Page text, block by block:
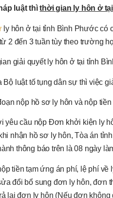
luật thìthời gian ly hôn ở tại
ly hôn ở tại tỉnh Bình Phước
2 đến 3 tuần tùy theo trường
giải quyết ly hôn ở tại tỉnh
Bộ luật tố tụng dân sự thì việc
nộp hồ sơ ly hôn và nộp
yêu cầu nộp Đơn khởi kiện ly
nhận hồ sơ ly hôn, Tòa án
thông báo trên là 08 ngày
tiền tạm ứng án phí, lệ phí về
đổi bổ sung đơn ly hôn, đơn
lại đơn ly hôn (Nếu đơn không